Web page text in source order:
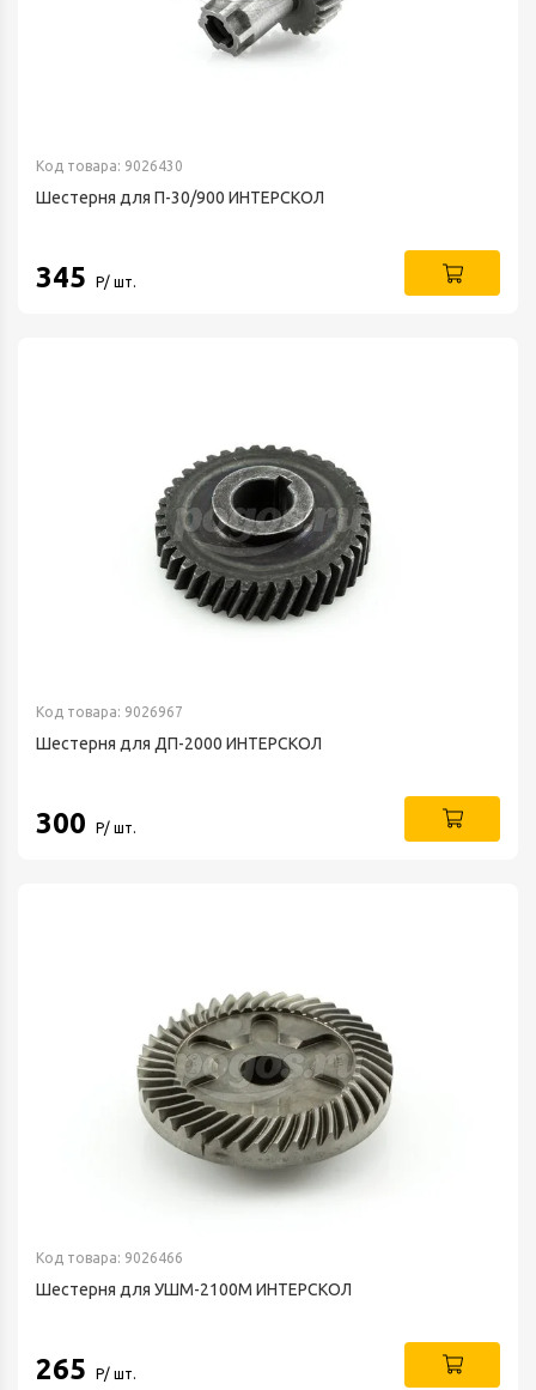
Код товара: 9026430
Шестерня для П-30/900 ИНТЕРСКОЛ
345 Р/ шт.
Код товара: 9026967
Шестерня для ДП-2000 ИНТЕРСКОЛ
300 Р/ шт.
Код товара: 9026466
Шестерня для УШМ-2100М ИНТЕРСКОЛ
265 Р/ шт.